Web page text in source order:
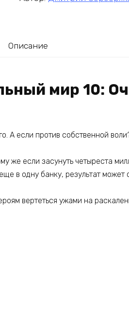
Описание
мир 10:
А если против собственной
же если засунуть четыреста
в одну банку, результат может
вертеться ужами на